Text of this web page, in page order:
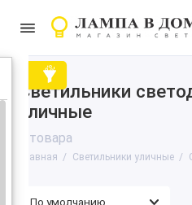
Светильники
уличные
2 товара
Главная Светильники уличные